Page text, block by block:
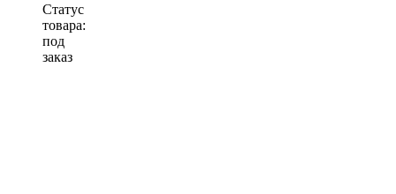
Статус
товара:
под
заказ